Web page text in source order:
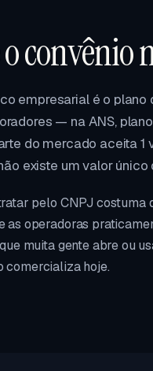
o
empresarial é o
— na ANS,
do mercado aceita
existe um valor único
pelo CNPJ
as operadoras
muita gente abre ou
comercializa hoje.